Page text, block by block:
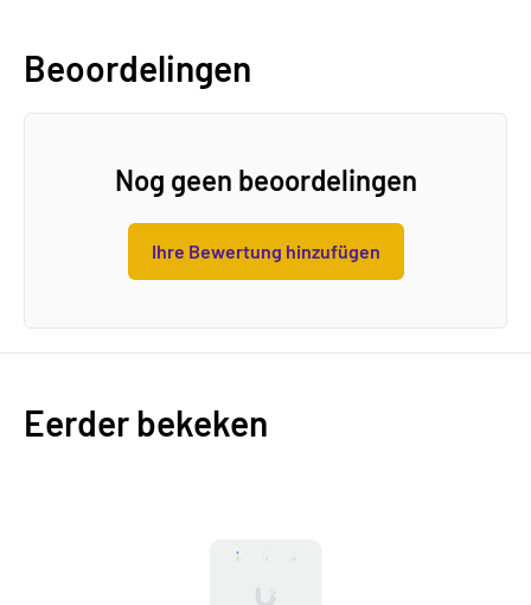
Beoordelingen
Nog geen beoordelingen
Ihre Bewertung hinzufügen
Eerder bekeken